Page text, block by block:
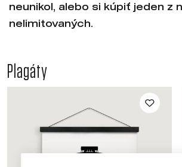
neunikol, alebo si kúpiť jeden z
nelimitovaných.
Plagáty